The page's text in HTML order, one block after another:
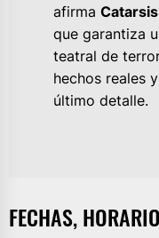
afirma
que garantiza
teatral de
hechos reales
último detalle.
FECHAS,